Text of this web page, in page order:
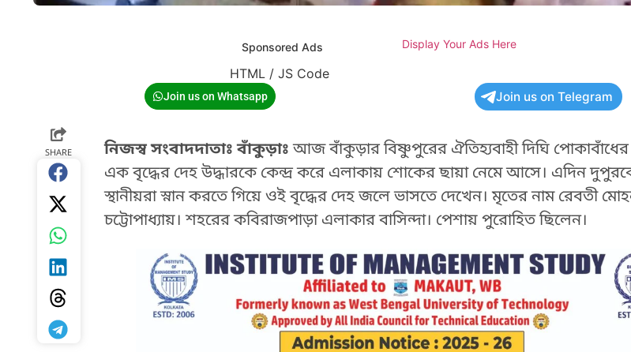
Sponsored Ads Display Your Ads Here
HTML / JS Code
Join us on Whatsapp Join us on Telegram
SHARE নিজস্ব সংবাদদাতাঃ বাঁকুড়াঃআজ বাঁকুড়ার বিষ্ণুপুরের ঐতিহ্যবাহী দিঘি
এক বৃদ্ধের দেহ উদ্ধারকে কেন্দ্র করে এলাকায় শোকের ছায়া নেমে আসে। এদিন
স্থানীয়রা স্নান করতে গিয়ে ওই বৃদ্ধের দেহ জলে ভাসতে দেখেন। মৃতের নাম রেবতী
চট্টোপাধ্যায়। শহরের কবিরাজপাড়া এলাকার বাসিন্দা। পেশায় পুরোহিত ছিলেন।